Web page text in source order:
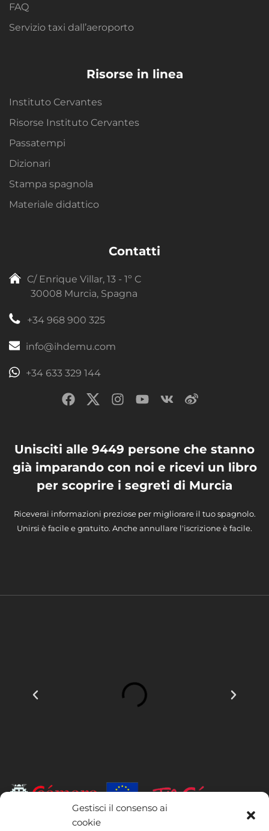
Gestisci il consenso ai
cookie
FAQ
Servizio taxi dall’aeroporto
Risorse in linea
Instituto Cervantes
Risorse Instituto Cervantes
Passatempi
Dizionari
Stampa spagnola
Materiale didattico
Contatti
C/ Enrique Villar, 13 - 1º C
30008 Murcia, Spagna
+34 968 900 325
info@ihdemu.com
+34 633 329 144
Unisciti alle 9449 persone che stanno
già imparando con noi e ricevi un libro
per scoprire i segreti di Murcia
Riceverai informazioni preziose per migliorare il tuo spagnolo.
Unirsi è facile e gratuito. Anche annullare l'iscrizione è facile.